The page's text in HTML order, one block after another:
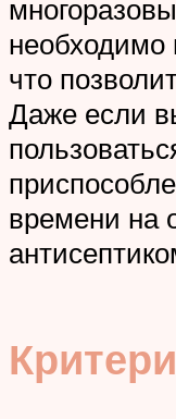
необходимо
что
Даже если
времени на